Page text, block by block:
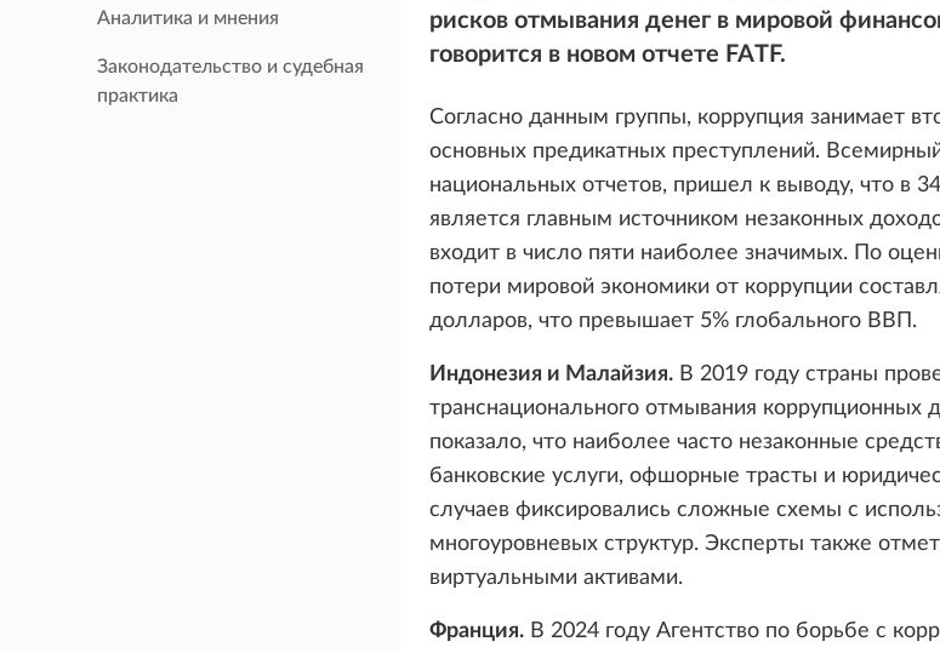
Аналитика и мнения
Законодательство и судебная
практика
рисков отмывания денег в мировой
говорится в новом отчете FATF.
Согласно данным группы, коррупция занимает
основных предикатных преступлений.
национальных отчетов, пришел к выводу, что в
является главным источником незаконных
входит в число пяти наиболее значимых. По
потери мировой экономики от коррупции
долларов, что превышает 5% глобального ВВП.
Индонезия и Малайзия. В 2019 году страны
транснационального отмывания коррупционных
показало, что наиболее часто незаконные
банковские услуги, офшорные трасты и
случаев фиксировались сложные схемы с
многоуровневых структур. Эксперты также
виртуальными активами.
Франция. В 2024 году Агентство по борьбе с